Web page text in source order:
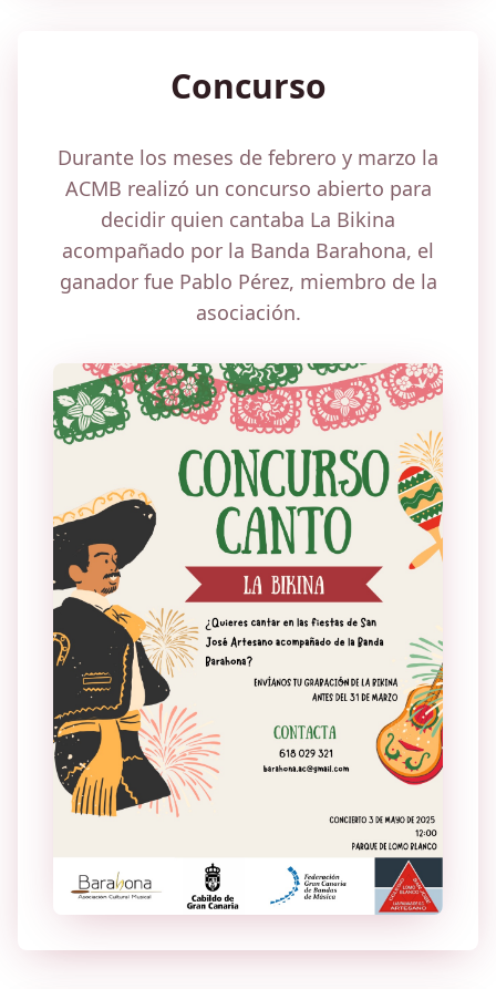
Concurso
Durante los meses de febrero y marzo la
ACMB realizó un concurso abierto para
decidir quien cantaba La Bikina
acompañado por la Banda Barahona, el
ganador fue Pablo Pérez, miembro de la
asociación.